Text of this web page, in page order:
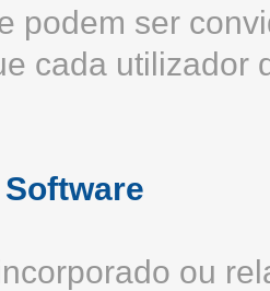
podem ser
cada utilizador
ou